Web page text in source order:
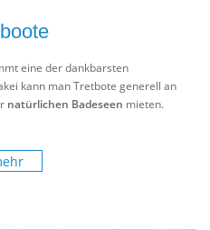
eine der dankbarsten
kann man Tretbote generell an
natürlichen Badeseen mieten.